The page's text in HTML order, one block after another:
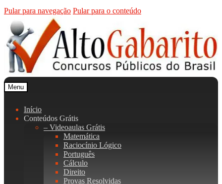
Pular para navegação Pular para o conteúdo
Menu
Início
Conteúdos Grátis
– Videoaulas Grátis
Matemática
Raciocínio Lógico
Português
Cálculo
Direito
Provas Resolvidas